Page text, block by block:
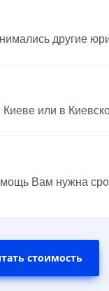
другие
или в
Вам нужна
стоимость